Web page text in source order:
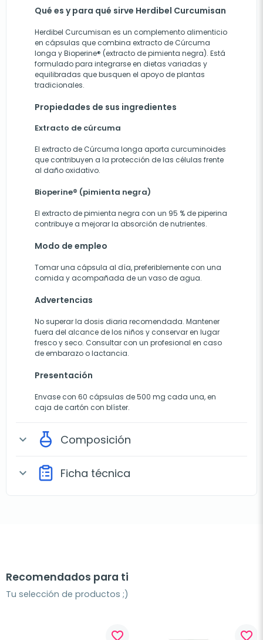
Qué es y para qué sirve Herdibel Curcumisan
Herdibel Curcumisan es un complemento alimenticio
en cápsulas que combina extracto de Cúrcuma
longa y Bioperine® (extracto de pimienta negra). Está
formulado para integrarse en dietas variadas y
equilibradas que busquen el apoyo de plantas
tradicionales.
Propiedades de sus ingredientes
Extracto de cúrcuma
El extracto de Cúrcuma longa aporta curcuminoides
que contribuyen a la protección de las células frente
al daño oxidativo.
Bioperine® (pimienta negra)
El extracto de pimienta negra con un 95 % de piperina
contribuye a mejorar la absorción de nutrientes.
Modo de empleo
Tomar una cápsula al día, preferiblemente con una
comida y acompañada de un vaso de agua.
Advertencias
No superar la dosis diaria recomendada. Mantener
fuera del alcance de los niños y conservar en lugar
fresco y seco. Consultar con un profesional en caso
de embarazo o lactancia.
Presentación
Envase con 60 cápsulas de 500 mg cada una, en
caja de cartón con blíster.
expand_more Composición
expand_more Ficha técnica
Recomendados para ti
Tu selección de productos ;)
favorite_border favorite_border